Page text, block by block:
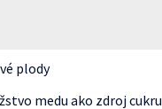
plody
medu ako zdroj cukru